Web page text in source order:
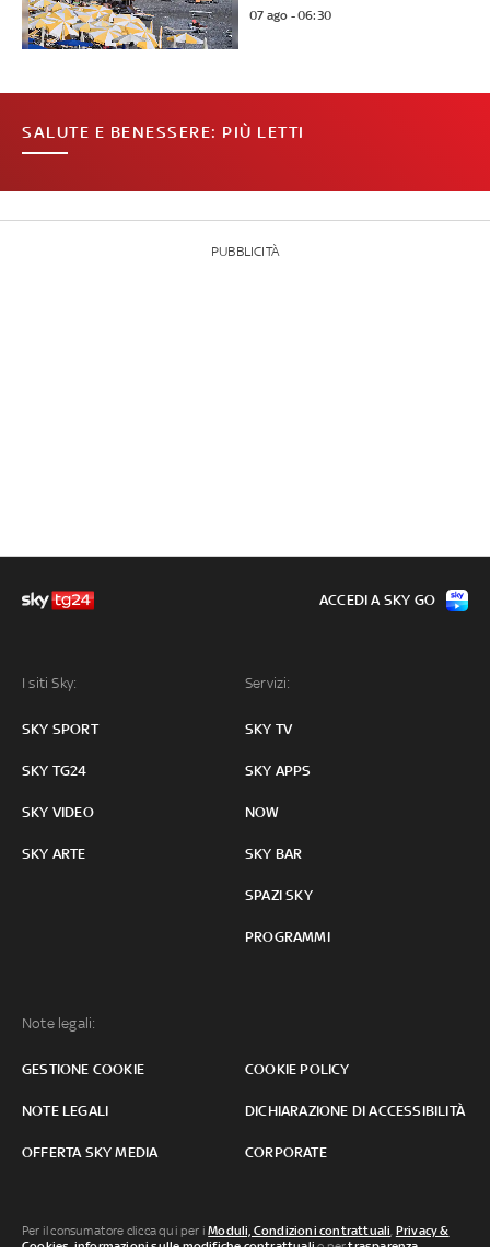
07 ago - 06:30
SALUTE E BENESSERE: PIÙ LETTI
PUBBLICITÀ
I siti Sky:
SKY SPORT
SKY TG24
SKY VIDEO
SKY ARTE
Servizi:
SKY TV
SKY APPS
NOW
SKY BAR
SPAZI SKY
PROGRAMMI
Note legali:
GESTIONE COOKIE COOKIE POLICY
NOTE LEGALI DICHIARAZIONE DI ACCESSIBILITÀ
OFFERTA SKY MEDIA CORPORATE
ACCEDI A SKY GO
Per il consumatore clicca qui per iModuli, Condizioni contrattuali, Privacy &